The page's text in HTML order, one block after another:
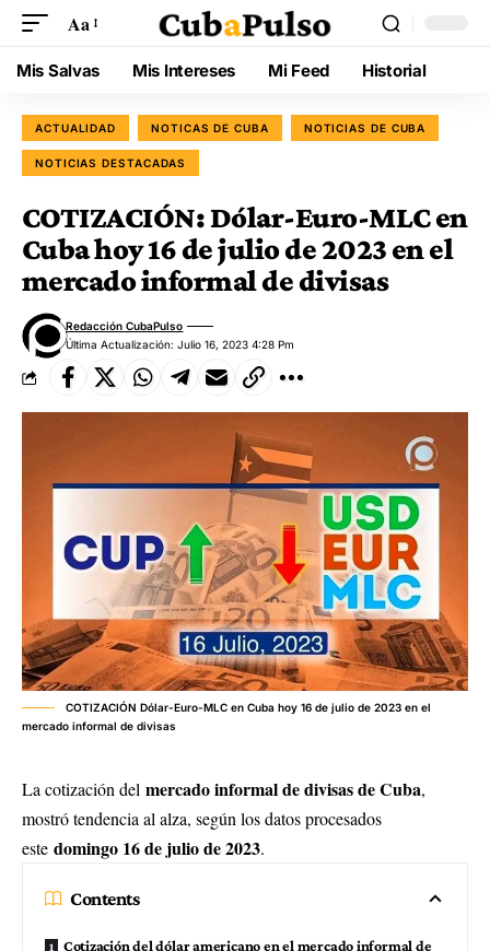
Aa
Mis Salvas Mis Intereses Mi Feed Historial
ACTUALIDAD NOTICAS DE CUBA NOTICIAS DE CUBA
NOTICIAS DESTACADAS
COTIZACIÓN: Dólar-Euro-MLC en
Cuba hoy 16 de julio de 2023 en el
mercado informal de divisas
Última Actualización: Julio 16, 2023 4:28 Pm
Redacción CubaPulso
COTIZACIÓN Dólar-Euro-MLC en Cuba hoy 16 de julio de 2023 en el
mercado informal de divisas
La cotización del mercado informal de divisas de Cuba,
mostró tendencia al alza, según los datos procesados
este domingo 16 de julio de 2023.
Contents
Cotización del dólar americano en el mercado informal de